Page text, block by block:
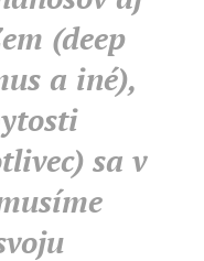
(deep
a iné),
sa v